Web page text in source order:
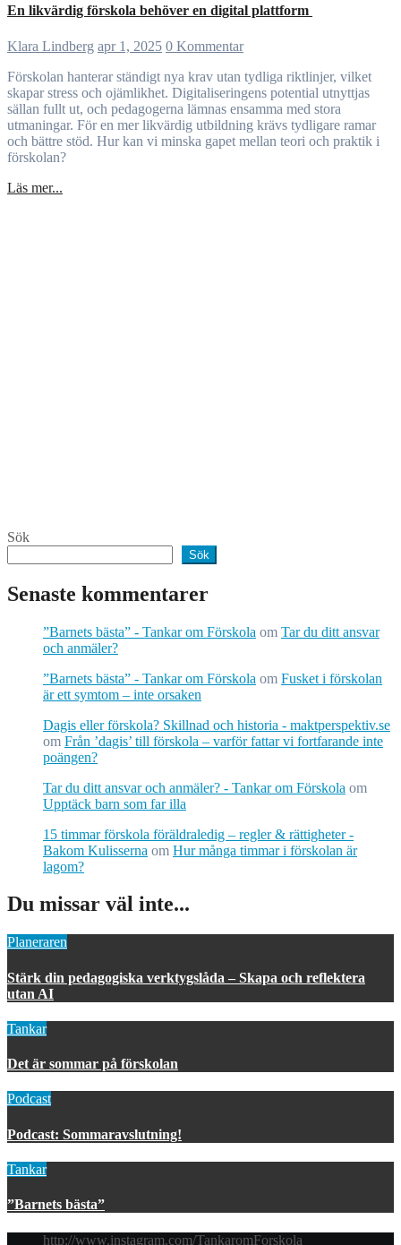
En likvärdig förskola behöver en digital plattform
Klara Lindberg apr 1, 2025 0 Kommentar
Förskolan hanterar ständigt nya krav utan tydliga riktlinjer, vilket
skapar stress och ojämlikhet. Digitaliseringens potential utnyttjas
sällan fullt ut, och pedagogerna lämnas ensamma med stora
utmaningar. För en mer likvärdig utbildning krävs tydligare ramar
och bättre stöd. Hur kan vi minska gapet mellan teori och praktik i
förskolan?
Läs mer...
Sök
Sök
Senaste kommentarer
”Barnets bästa” - Tankar om Förskola om Tar du ditt ansvar
och anmäler?
”Barnets bästa” - Tankar om Förskola om Fusket i förskolan
är ett symtom – inte orsaken
Dagis eller förskola? Skillnad och historia - maktperspektiv.se
om Från ’dagis’ till förskola – varför fattar vi fortfarande inte
poängen?
Tar du ditt ansvar och anmäler? - Tankar om Förskola om
Upptäck barn som far illa
15 timmar förskola föräldraledig – regler & rättigheter -
Bakom Kulisserna om Hur många timmar i förskolan är
lagom?
Du missar väl inte...
Planeraren
Stärk din pedagogiska verktygslåda – Skapa och reflektera
utan AI
Tankar
Det är sommar på förskolan
Podcast
Podcast: Sommaravslutning!
Tankar
”Barnets bästa”
http://www.instagram.com/TankaromForskola